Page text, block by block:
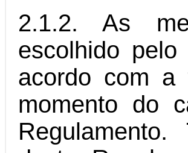
2.1.2. As
escolhido
acordo com a
momento do